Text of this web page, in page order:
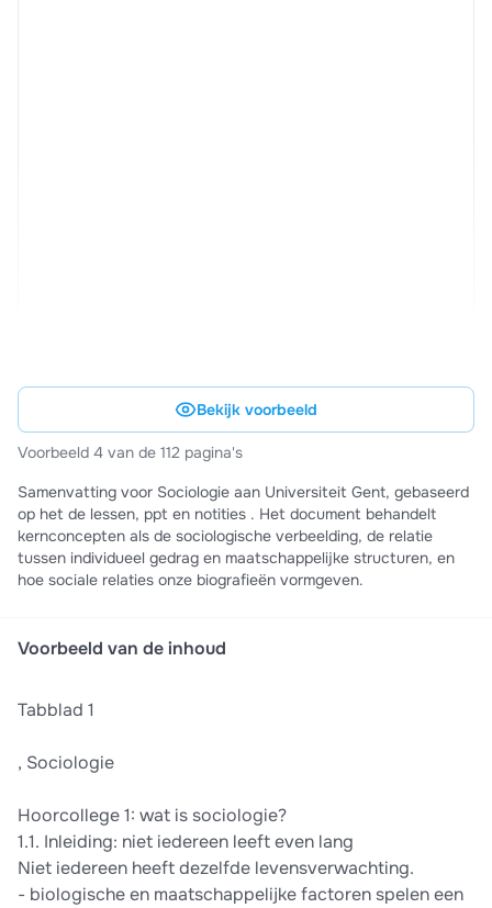
Bekijk voorbeeld
Voorbeeld 4 van de 112 pagina's
Samenvatting voor Sociologie aan Universiteit Gent, gebaseerd
op het de lessen, ppt en notities . Het document behandelt
kernconcepten als de sociologische verbeelding, de relatie
tussen individueel gedrag en maatschappelijke structuren, en
hoe sociale relaties onze biografieën vormgeven.
Voorbeeld van de inhoud
Tabblad 1
, Sociologie
Hoorcollege 1: wat is sociologie?
1.1. Inleiding: niet iedereen leeft even lang
Niet iedereen heeft dezelfde levensverwachting.
- biologische en maatschappelijke factoren spelen een